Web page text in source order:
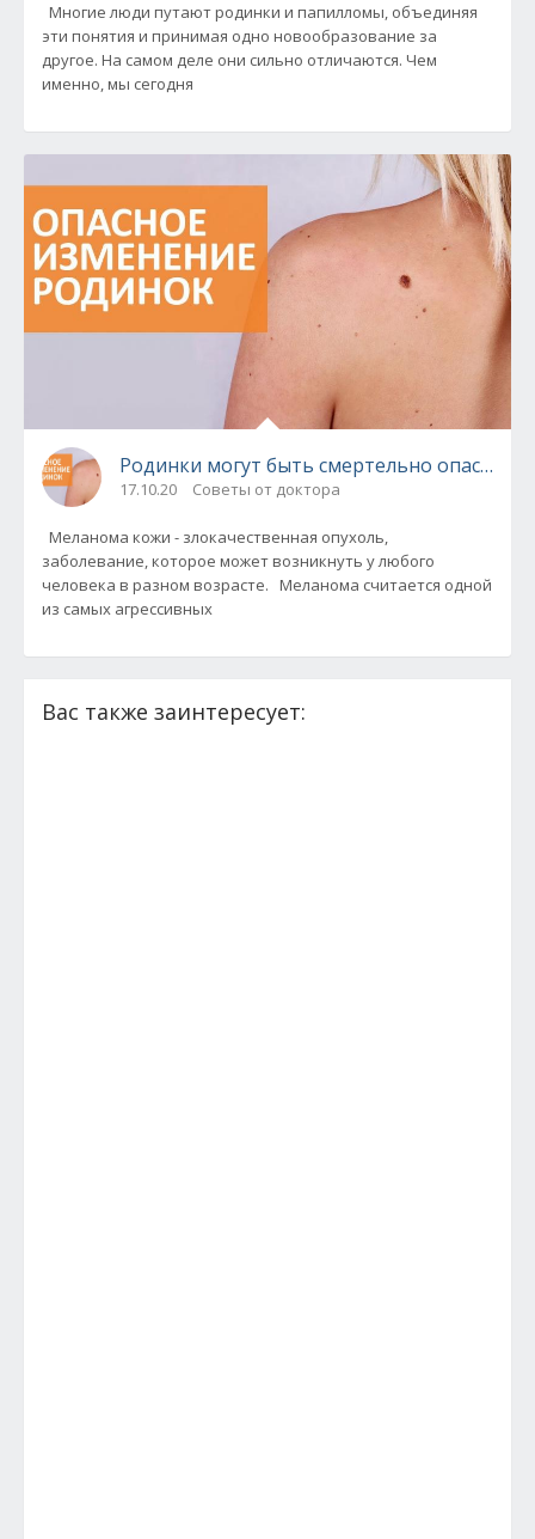
Многие люди путают родинки и папилломы, объединяя
эти понятия и принимая одно новообразование за
другое. На самом деле они сильно отличаются. Чем
именно, мы сегодня
Родинки могут быть смертельно
17.10.20 Советы от доктора
Меланома кожи - злокачественная опухоль,
заболевание, которое может возникнуть у любого
человека в разном возрасте. Меланома считается одной
из самых агрессивных
Вас также заинтересует: